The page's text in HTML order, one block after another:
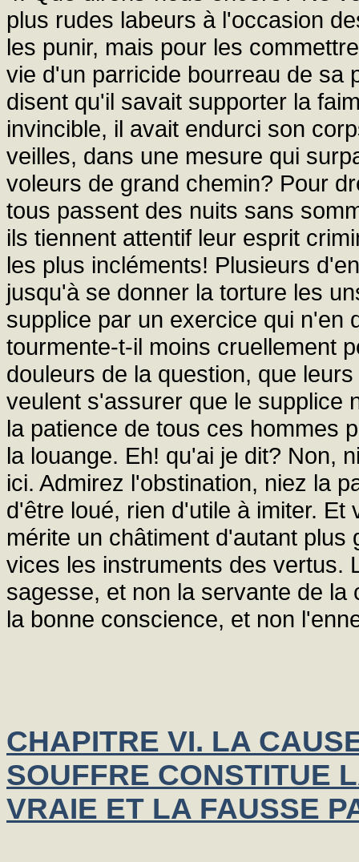
plus rudes labeurs à l'occasion
les punir, mais pour les
vie d'un parricide bourreau de sa
disent qu'il savait supporter la
invincible, il avait endurci son
veilles, dans une mesure qui
voleurs de grand chemin? Pour
tous passent des nuits sans
ils tiennent attentif leur esprit
les plus incléments! Plusieurs
jusqu'à se donner la torture les
supplice par un exercice qui n'en
tourmente-t-il moins cruellement
douleurs de la question, que
veulent s'assurer que le supplice
la patience de tous ces hommes
la louange. Eh! qu'ai je dit? Non,
ici. Admirez l'obstination, niez la
d'être loué, rien d'utile à imiter.
mérite un châtiment d'autant
vices les instruments des vertus.
sagesse, et non la servante de
la bonne conscience, et non
CHAPITRE VI. LA
SOUFFRE CONSTITUE
VRAIE ET LA FAUSSE